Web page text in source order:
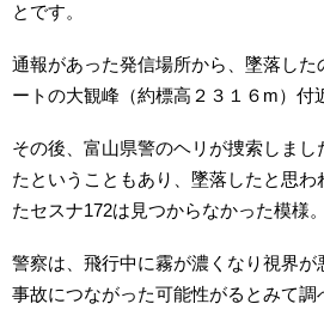
とです。
通報があった発信場所から、墜落し
ートの大観峰（約標高２３１６m）付
その後、富山県警のヘリが捜索しまし
たということもあり、墜落したと思わ
たセスナ172は見つからなかった模様。
警察は、飛行中に霧が濃くなり視界が
事故につながった可能性がるとみて調